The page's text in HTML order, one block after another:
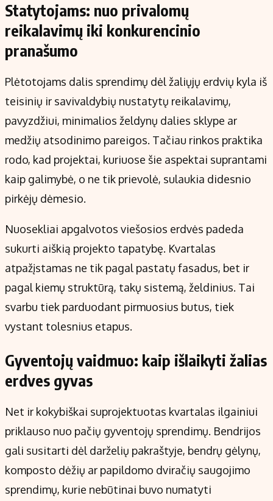
Statytojams: nuo privalomų
reikalavimų iki konkurencinio
pranašumo
Plėtotojams dalis sprendimų dėl žaliųjų erdvių kyla iš
teisinių ir savivaldybių nustatytų reikalavimų,
pavyzdžiui, minimalios želdynų dalies sklype ar
medžių atsodinimo pareigos. Tačiau rinkos praktika
rodo, kad projektai, kuriuose šie aspektai suprantami
kaip galimybė, o ne tik prievolė, sulaukia didesnio
pirkėjų dėmesio.
Nuosekliai apgalvotos viešosios erdvės padeda
sukurti aiškią projekto tapatybę. Kvartalas
atpažįstamas ne tik pagal pastatų fasadus, bet ir
pagal kiemų struktūrą, takų sistemą, želdinius. Tai
svarbu tiek parduodant pirmuosius butus, tiek
vystant tolesnius etapus.
Gyventojų vaidmuo: kaip išlaikyti žalias
erdves gyvas
Net ir kokybiškai suprojektuotas kvartalas ilgainiui
priklauso nuo pačių gyventojų sprendimų. Bendrijos
gali susitarti dėl darželių pakraštyje, bendrų gėlynų,
komposto dėžių ar papildomo dviračių saugojimo
sprendimų, kurie nebūtinai buvo numatyti